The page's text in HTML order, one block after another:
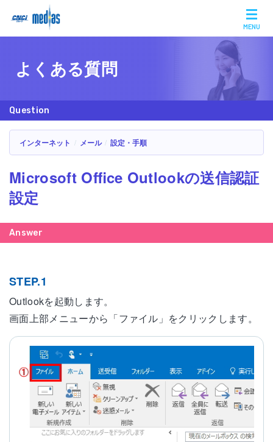
MENU
よくある質問
インターネット メール 設定・手順
Microsoft Office Outlookの送信認証
設定
STEP.1
Outlookを起動します。
画面上部メニューから「ファイル」をクリックします。